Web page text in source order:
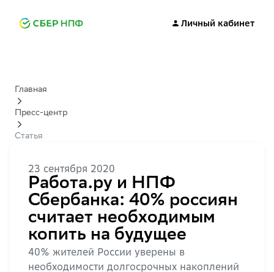
Личный кабинет
Главная
Пресс-центр
Статья
23 сентября 2020
Работа.ру и НПФ
Сбербанка: 40% россиян
считает необходимым
копить на будущее
40% жителей России уверены в
необходимости долгосрочных накоплений